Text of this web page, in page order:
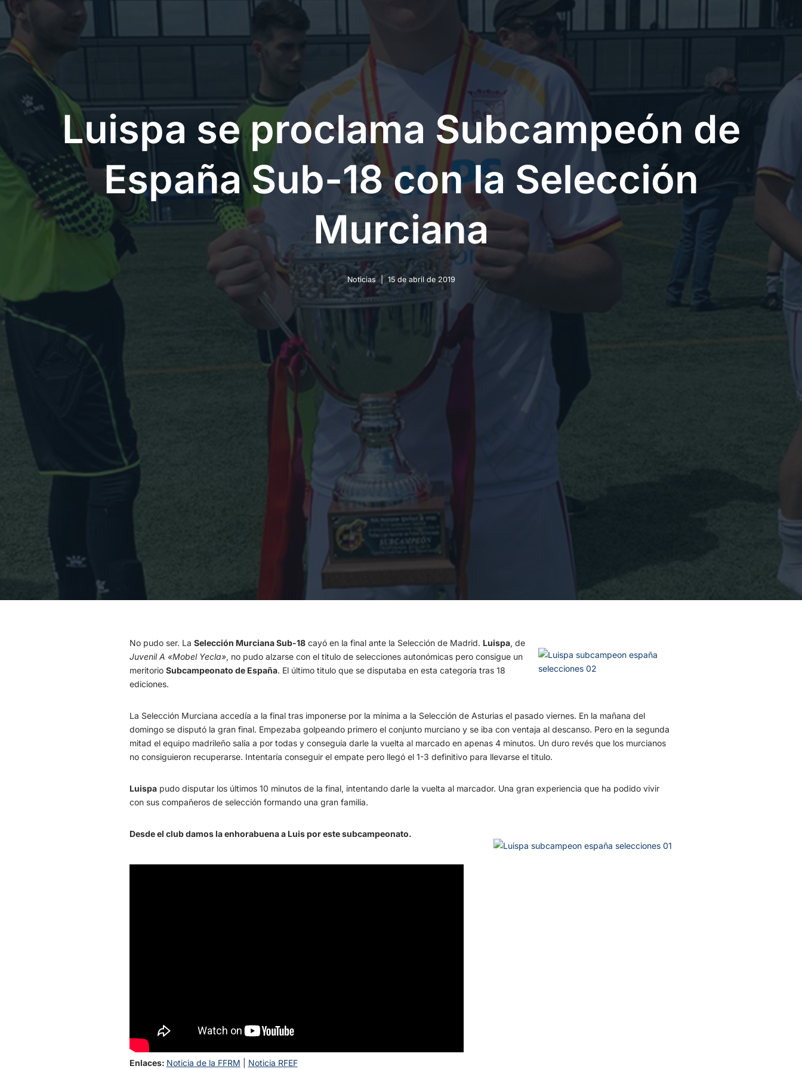
Luispa se proclama Subcampeón de
España Sub-18 con la Selección
Murciana
Noticias 15 de abril de 2019
No pudo ser. La Selección Murciana Sub-18cayó en la final ante la Selección de Madrid. Luispa, de
Juvenil A «Mobel Yecla», no pudo alzarse con el titulo de selecciones autonómicas pero consigue un
meritorio Subcampeonato de España. El último titulo que se disputaba en esta categoría tras 18
ediciones.
La Selección Murciana accedía a la final tras imponerse por la mínima a la Selección de Asturias el pasado viernes. En la mañana del
domingo se disputó la gran final. Empezaba golpeando primero el conjunto murciano y se iba con ventaja al descanso. Pero en la segunda
mitad el equipo madrileño salía a por todas y conseguía darle la vuelta al marcado en apenas 4 minutos. Un duro revés que los murcianos
no consiguieron recuperarse. Intentaría conseguir el empate pero llegó el 1-3 definitivo para llevarse el titulo.
Luispapudo disputar los últimos 10 minutos de la final, intentando darle la vuelta al marcador. Una gran experiencia que ha podido vivir
con sus compañeros de selección formando una gran familia.
Desde el club damos la enhorabuena a Luis por este subcampeonato.
Enlaces: Noticia de la FFRM Noticia RFEF